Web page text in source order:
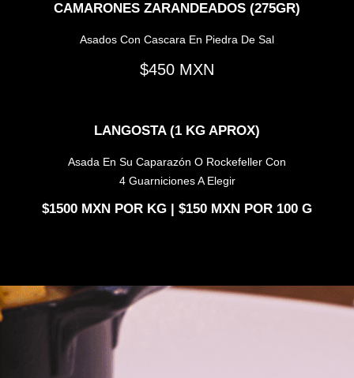
CAMARONES ZARANDEADOS (275GR)
Asados Con Cascara En Piedra De Sal
450
LANGOSTA (1 KG APROX)
Asada En Su Caparazón O Rockefeller Con
4 Guarniciones A Elegir
1500 POR KG | 150 POR 100 G